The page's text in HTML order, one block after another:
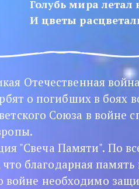
Голубь мира летал
И цветы
Отечественная
о погибших в боях
Союза в войне
"Свеча Памяти". По
благодарная память
необходимо